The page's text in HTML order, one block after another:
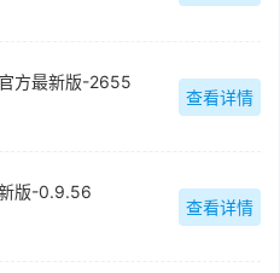
方最新版-2655
查看详情
版-0.9.56
查看详情